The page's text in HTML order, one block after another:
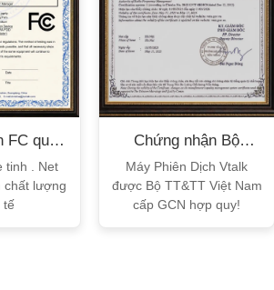
FC quốc
tinh . Net
chất lượng
tế
Chứng nhận Bộ
TT&TT
Máy Phiên Dịch Vtalk
được Bộ TT&TT Việt Nam
cấp GCN hợp quy!